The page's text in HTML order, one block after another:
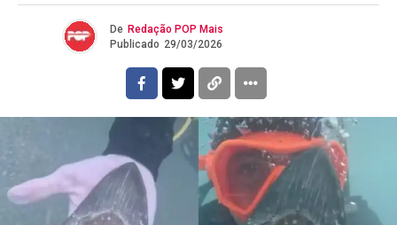
De Redação POP Mais
Publicado 29/03/2026